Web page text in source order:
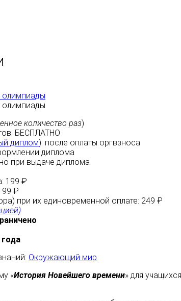
олимпиады
олимпиады
количество раз)
БЕСПЛАТНО
диплом): после оплаты оргвзноса
диплома
при выдаче диплома
199 ₽
99 ₽
при их единовременной оплате: 249 ₽
Окружающий мир
«История Новейшего времени» для учащихся